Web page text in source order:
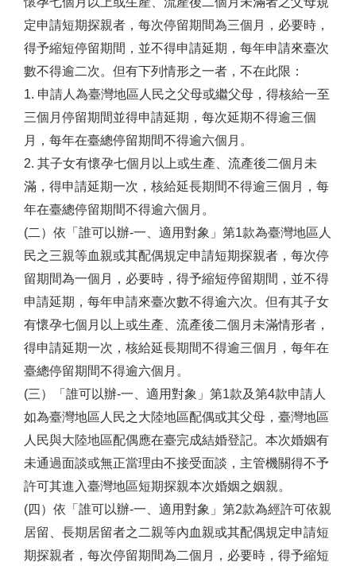
定申請短期探親者，每次停留期間為三個月，必要時，
得予縮短停留期間，並不得申請延期，每年申請來臺次
數不得逾二次。但有下列情形之一者，不在此限：
1. 申請人為臺灣地區人民之父母或繼父母，得核給一至
三個月停留期間並得申請延期，每次延期不得逾三個
月，每年在臺總停留期間不得逾六個月。
2. 其子女有懷孕七個月以上或生產、流產後二個月未
滿，得申請延期一次，核給延長期間不得逾三個月，每
年在臺總停留期間不得逾六個月。
(二）依「誰可以辦-一、適用對象」第1款為臺灣地區人
民之三親等血親或其配偶規定申請短期探親者，每次停
留期間為一個月，必要時，得予縮短停留期間，並不得
申請延期，每年申請來臺次數不得逾六次。但有其子女
有懷孕七個月以上或生產、流產後二個月未滿情形者，
得申請延期一次，核給延長期間不得逾三個月，每年在
臺總停留期間不得逾六個月。
(三）「誰可以辦-一、適用對象」第1款及第4款申請人
如為臺灣地區人民之大陸地區配偶或其父母，臺灣地區
人民與大陸地區配偶應在臺完成結婚登記。本次婚姻有
未通過面談或無正當理由不接受面談，主管機關得不予
許可其進入臺灣地區短期探親本次婚姻之姻親。
(四）依「誰可以辦-一、適用對象」第2款為經許可依親
居留、長期居留者之二親等內血親或其配偶規定申請短
期探親者，每次停留期間為二個月，必要時，得予縮短